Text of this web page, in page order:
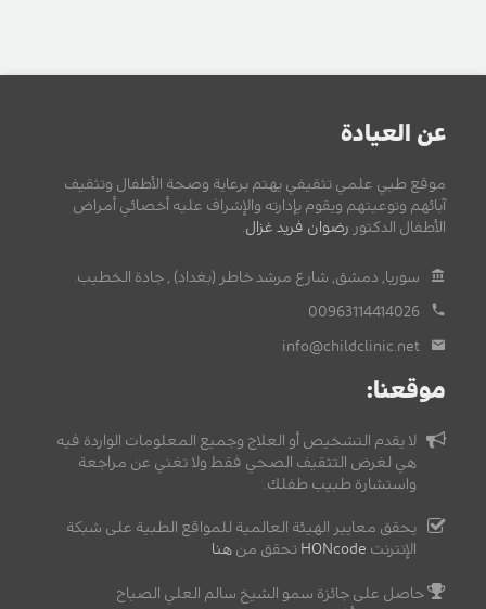
عن العيادة
موقع طبي علمي تثقيفي يهتم برعاية وصحة الأطفال وتثقيف
آبائهم وتوعيتهم ويقوم بإدارته والإشراف عليه أخصائي أمراض
الأطفال الدكتور رضوان فريد غزال.
سوريا, دمشق, شارع مرشد خاطر (بغداد) , جادة الخطيب.
00963114414026
info@childclinic.net
موقعنا:
لا يقدم التشخيص أو العلاج وجميع المعلومات الواردة فيه
هي لغرض التثقيف الصحي فقط ولا تغني عن مراجعة
واستشارة طبيب طفلك.
يحقق معايير الهيئة العالمية للمواقع الطبية على شبكة
الإنترنت HONcode تحقق من هنا
حاصل على جائزة سمو الشيخ سالم العلي الصباح